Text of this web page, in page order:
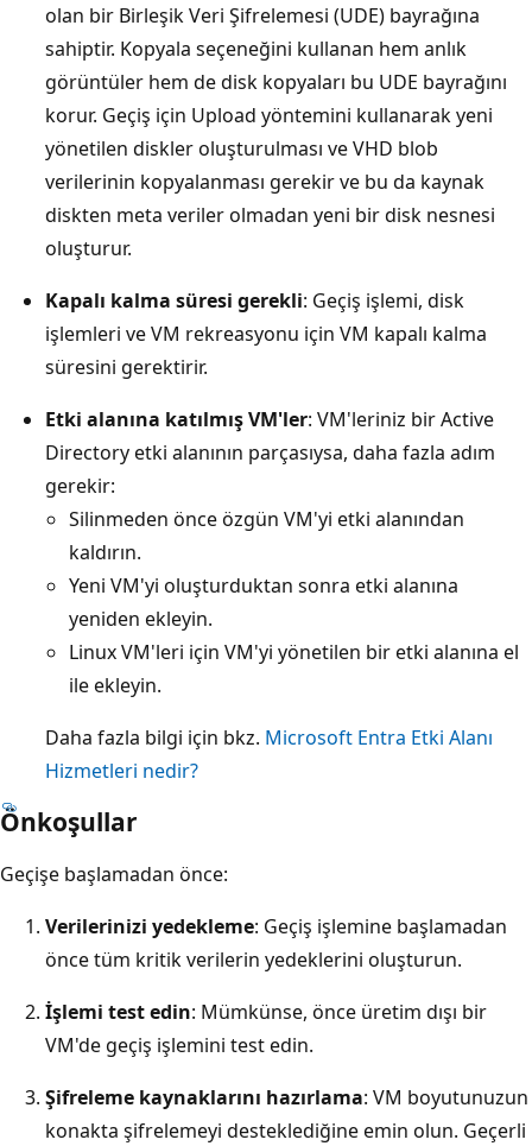
olan bir Birleşik Veri Şifrelemesi (UDE) bayrağına
sahiptir. Kopyala seçeneğini kullanan hem anlık
görüntüler hem de disk kopyaları bu UDE bayrağını
korur. Geçiş için Upload yöntemini kullanarak yeni
yönetilen diskler oluşturulması ve VHD blob
verilerinin kopyalanması gerekir ve bu da kaynak
diskten meta veriler olmadan yeni bir disk nesnesi
oluşturur.
Kapalı kalma süresi gerekli: Geçiş işlemi, disk
işlemleri ve VM rekreasyonu için VM kapalı kalma
süresini gerektirir.
Etki alanına katılmış VM'ler: VM'leriniz bir Active
Directory etki alanının parçasıysa, daha fazla adım
gerekir:
Silinmeden önce özgün VM'yi etki alanından
kaldırın.
Yeni VM'yi oluşturduktan sonra etki alanına
yeniden ekleyin.
Linux VM'leri için VM'yi yönetilen bir etki alanına el
ile ekleyin.
Daha fazla bilgi için bkz. Microsoft Entra Etki Alanı
Hizmetleri nedir?
Önkoşullar
Geçişe başlamadan önce:
Verilerinizi yedekleme: Geçiş işlemine başlamadan
önce tüm kritik verilerin yedeklerini oluşturun.
İşlemi test edin: Mümkünse, önce üretim dışı bir
VM'de geçiş işlemini test edin.
Şifreleme kaynaklarını hazırlama: VM boyutunuzun
konakta şifrelemeyi desteklediğine emin olun. Geçerli